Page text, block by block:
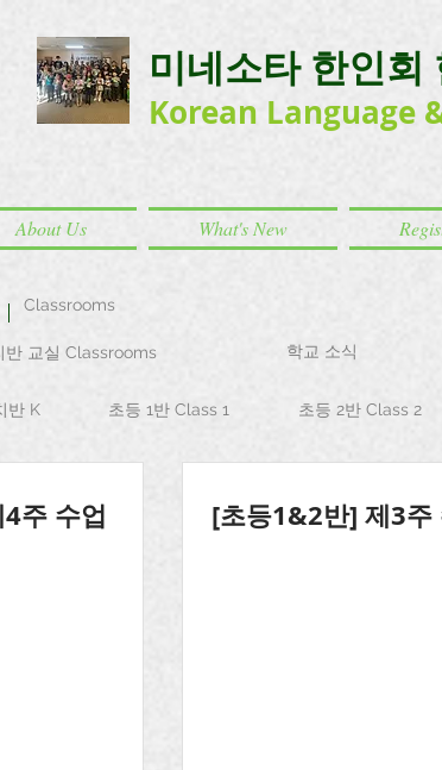
미네소타 한인회
Korean Language
About Us What's New
Classrooms
반 교실 Classrooms 학교 소식
반 K 초등 1반 Class 1 초등 2반 Class 2
주 수업 [초등1&2반] 제3주